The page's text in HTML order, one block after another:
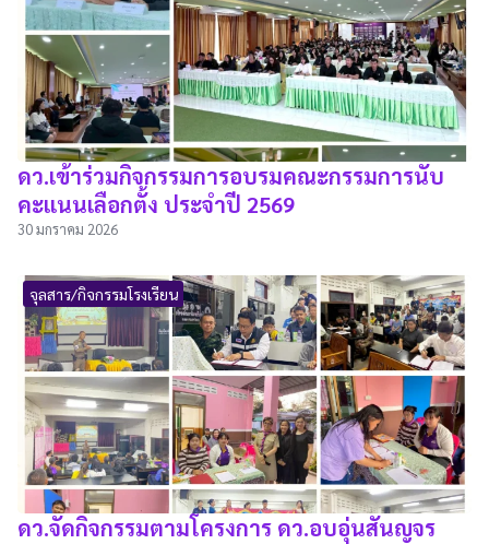
ดว.เข้าร่วมกิจกรรมการอบรมคณะกรรมการนับ
คะแนนเลือกตั้ง ประจำปี 2569
30 มกราคม 2026
จุลสาร/กิจกรรมโรงเรียน
ดว.จัดกิจกรรมตามโครงการ ดว.อบอุ่นสันญจร